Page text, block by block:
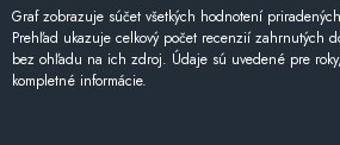
Graf zobrazuje súčet všetkých hodnotení
Prehľad ukazuje celkový počet recenzií zahrnutých
bez ohľadu na ich zdroj. Údaje sú uvedené pre
kompletné informácie.